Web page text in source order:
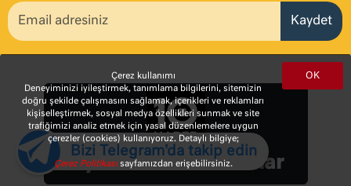
Kaydet
Oyunlar ve Bulmacalar
OK
Çerez kullanımı
Deneyiminizi iyileştirmek, tanımlama bilgilerini, sitemizin
doğru şekilde çalışmasını sağlamak, içerikleri ve reklamları
kişiselleştirmek, sosyal medya özellikleri sunmak ve site
trafiğimizi analiz etmek için yasal düzenlemelere uygun
çerezler (cookies) kullanıyoruz. Detaylı bilgiye;
Çerez Politikasısayfamızdan erişebilirsiniz.
Bizi Telegram'da takip edin